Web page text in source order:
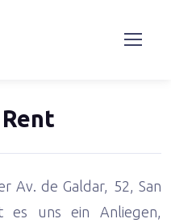
Av. de Galdar, 52, San
es uns ein Anliegen,